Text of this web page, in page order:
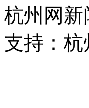
杭州网
支持：